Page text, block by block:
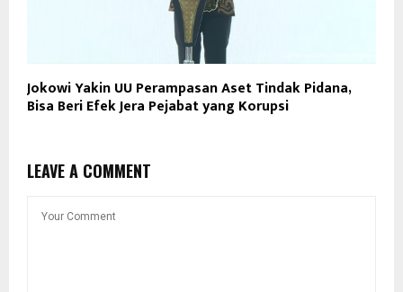
Jokowi Yakin UU Perampasan Aset Tindak Pidana,
Bisa Beri Efek Jera Pejabat yang Korupsi
LEAVE A COMMENT